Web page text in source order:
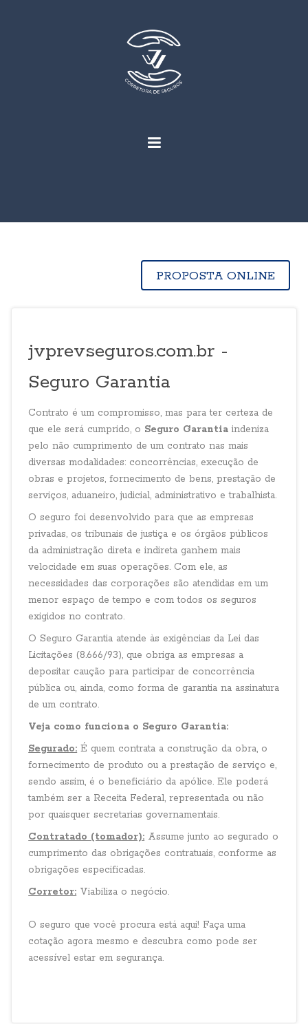
PROPOSTA ONLINE
jvprevseguros.com.br -
Seguro Garantia
Contrato é um compromisso, mas para ter certeza de
que ele será cumprido, o Seguro Garantia indeniza
pelo não cumprimento de um contrato nas mais
diversas modalidades: concorrências, execução de
obras e projetos, fornecimento de bens, prestação de
serviços, aduaneiro, judicial, administrativo e trabalhista.
O seguro foi desenvolvido para que as empresas
privadas, os tribunais de justiça e os órgãos públicos
da administração direta e indireta ganhem mais
velocidade em suas operações. Com ele, as
necessidades das corporações são atendidas em um
menor espaço de tempo e com todos os seguros
exigidos no contrato.
O Seguro Garantia atende às exigências da Lei das
Licitações (8.666/93), que obriga as empresas a
depositar caução para participar de concorrência
pública ou, ainda, como forma de garantia na assinatura
de um contrato.
Veja como funciona o Seguro Garantia:
Segurado: É quem contrata a construção da obra, o
fornecimento de produto ou a prestação de serviço e,
sendo assim, é o beneficiário da apólice. Ele poderá
também ser a Receita Federal, representada ou não
por quaisquer secretarias governamentais.
Contratado (tomador): Assume junto ao segurado o
cumprimento das obrigações contratuais, conforme as
obrigações especificadas.
Corretor: Viabiliza o negócio.
O seguro que você procura está aqui! Faça uma
cotação agora mesmo e descubra como pode ser
acessível estar em segurança.